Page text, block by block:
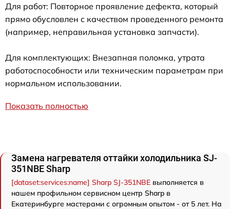
Для работ: Повторное проявление дефекта, который
прямо обусловлен с качеством проведенного ремонта
(например, неправильная установка запчасти).
Для комплектующих: Внезапная поломка, утрата
работоспособности или техническим параметрам при
нормальном использовании.
Показать полностью
Замена нагревателя оттайки холодильника SJ-
351NBE Sharp
[dataset:services:name] Sharp SJ-351NBE выполняется в
нашем профильном сервисном центр Sharp в
Екатеринбурге мастерами с огромным опытом - от 5 лет. На